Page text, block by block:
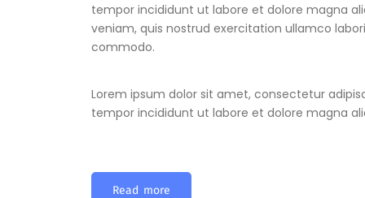
tempor incididunt ut labore et dolore magna
veniam, quis nostrud exercitation ullamco
commodo.
Lorem ipsum dolor sit amet, consectetur
tempor incididunt ut labore et dolore magna
Read more